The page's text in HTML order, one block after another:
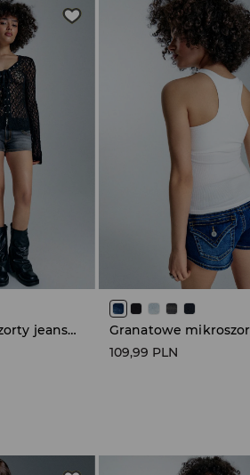
Grafitowe mikroszorty jeansowe low waist
109,99 PLN